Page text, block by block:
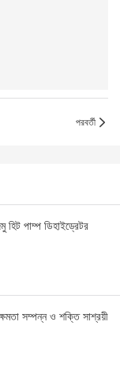
পরবর্তী
হিট পাম্প ডিহাইড্রেটর
সম্পন্ন ও শক্তি সাশ্রয়ী